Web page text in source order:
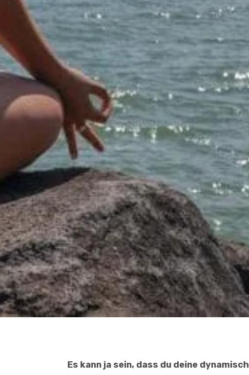
Es kann ja sein, dass du deine